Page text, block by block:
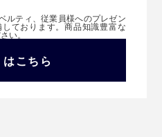
ルティ、従業員様へのプレゼン
ております。商品知識豊富な
い。
こちら